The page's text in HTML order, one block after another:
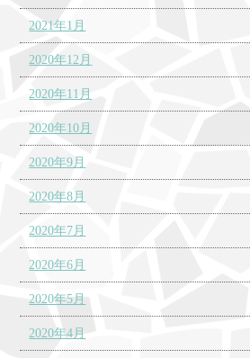
2021年1月
2020年12月
2020年11月
2020年10月
2020年9月
2020年8月
2020年7月
2020年6月
2020年5月
2020年4月